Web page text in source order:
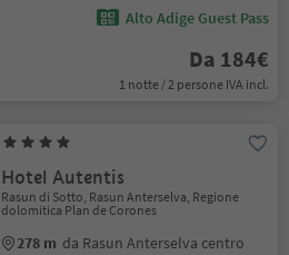
Alto Adige Guest Pass
Da 184€
1 notte / 2 persone IVA incl.
Hotel Autentis
Rasun di Sotto, Rasun Anterselva, Regione
dolomitica Plan de Corones
278 m da Rasun Anterselva centro